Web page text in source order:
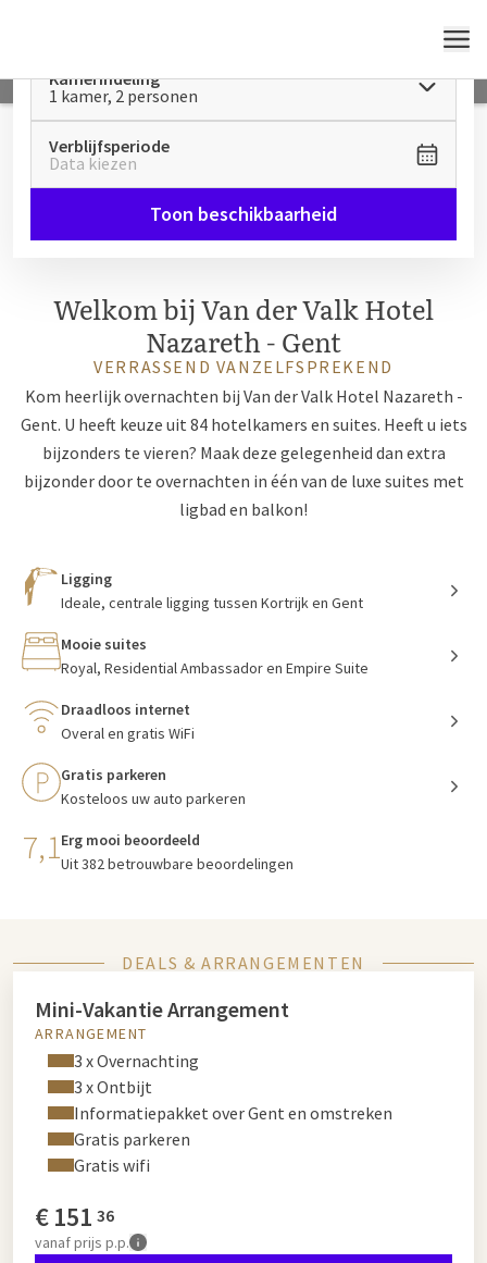
MENU
Kamerindeling
1 kamer, 2 personen
Verblijfsperiode
Data kiezen
Toon beschikbaarheid
Welkom bij Van der Valk Hotel
Nazareth - Gent
VERRASSEND VANZELFSPREKEND
Kom heerlijk overnachten bij Van der Valk Hotel Nazareth -
Gent. U heeft keuze uit 84 hotelkamers en suites. Heeft u iets
bijzonders te vieren? Maak deze gelegenheid dan extra
bijzonder door te overnachten in één van de luxe suites met
ligbad en balkon!
Ligging
Ideale, centrale ligging tussen Kortrijk en Gent
Mooie suites
Royal, Residential Ambassador en Empire Suite
Draadloos internet
Overal en gratis WiFi
Gratis parkeren
Kosteloos uw auto parkeren
7,1Erg mooi beoordeeld
Uit 382 betrouwbare beoordelingen
DEALS & ARRANGEMENTEN
Mini-Vakantie Arrangement
ARRANGEMENT
3 x Overnachting
3 x Ontbijt
Informatiepakket over Gent en omstreken
Gratis parkeren
Gratis wifi
€151 36
vanafprijs p.p.